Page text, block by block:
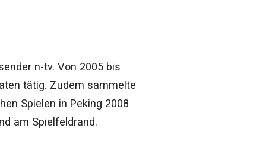
n-tv. Von 2005 bis
tätig. Zudem sammelte
Spielen in Peking 2008
am Spielfeldrand.